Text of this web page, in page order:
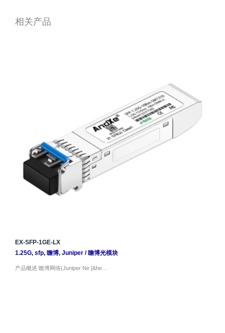
相关产品
EX-SFP-1GE-LX
1.25G, sfp, 瞻博, Juniper/ 瞻博光模块
产品概述 瞻博网络(Juniper Ne [&he…